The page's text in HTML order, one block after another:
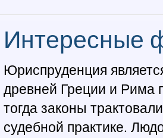
Интересные
Юриспруденция
древней Греции и Рима
тогда законы
судебной практике.